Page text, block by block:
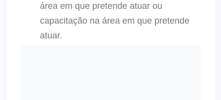
área em que pretende atuar ou
capacitação na área em que pretende
atuar.